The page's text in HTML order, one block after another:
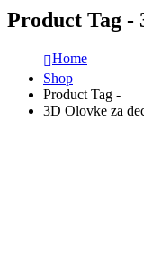
Product Tag -
Home
Shop
Product Tag -
3D Olovke za